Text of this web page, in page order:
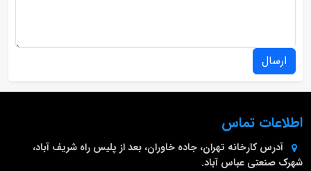
ارسال
اطلاعات تماس
آدرس کارخانه تهران، جاده خاوران، بعد از پلیس راه شریف آباد،
شهرک صنعتی عباس آباد.